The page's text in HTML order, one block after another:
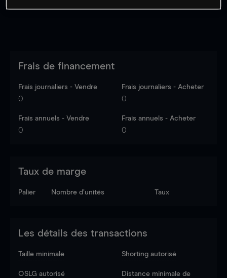
Frais de financement
Frais journaliers - Vendre
0
Frais journaliers - Acheter
0
Frais annuels - Vendre
0
Frais annuels - Acheter
0
Taux de marge
Palier Nombre d’unités Taux
Les détails des transactions
Taille minimale Shorting autorisé
OSLG autorisé
Distance minimale de